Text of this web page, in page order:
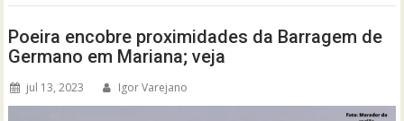
Poeira encobre proximidades da Barragem de
Germano em Mariana; veja
jul 13, 2023 Igor Varejano